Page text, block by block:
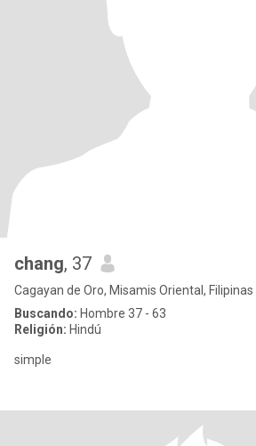
chang, 37
Cagayan de Oro, Misamis Oriental, Filipinas
Buscando: Hombre 37 - 63
Religión: Hindú
simple